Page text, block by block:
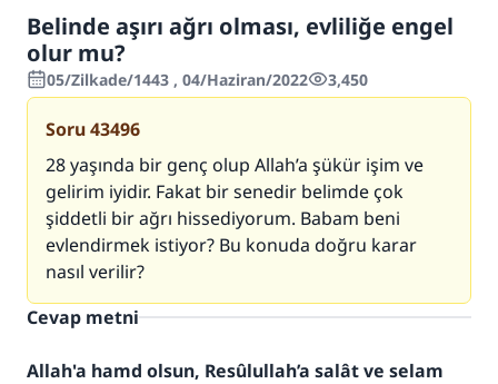
Belinde aşırı ağrı olması, evliliğe engel
olur mu?
05/Zilkade/1443 , 04/Haziran/2022 3,450
Soru43496
28 yaşında bir genç olup Allah’a şükür işim ve
gelirim iyidir. Fakat bir senedir belimde çok
şiddetli bir ağrı hissediyorum. Babam beni
evlendirmek istiyor? Bu konuda doğru karar
nasıl verilir?
Cevap metni
Allah'a hamd olsun, Resûlullah’a salât ve selam